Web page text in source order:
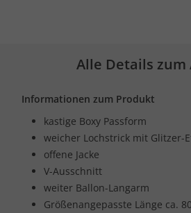
Alle Details zum
Informationen zum Produkt
kastige Boxy Passform
weicher Lochstrick mit Glitzer-
offene Jacke
V-Ausschnitt
weiter Ballon-Langarm
Größenangepasste Länge ca.